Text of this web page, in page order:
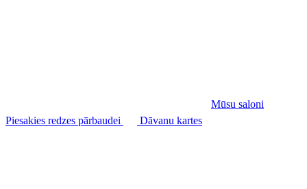
Mūsu saloni
Piesakies redzes pārbaudei
Dāvanu kartes